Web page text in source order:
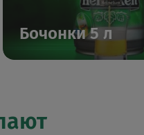
Бочонки 5 л